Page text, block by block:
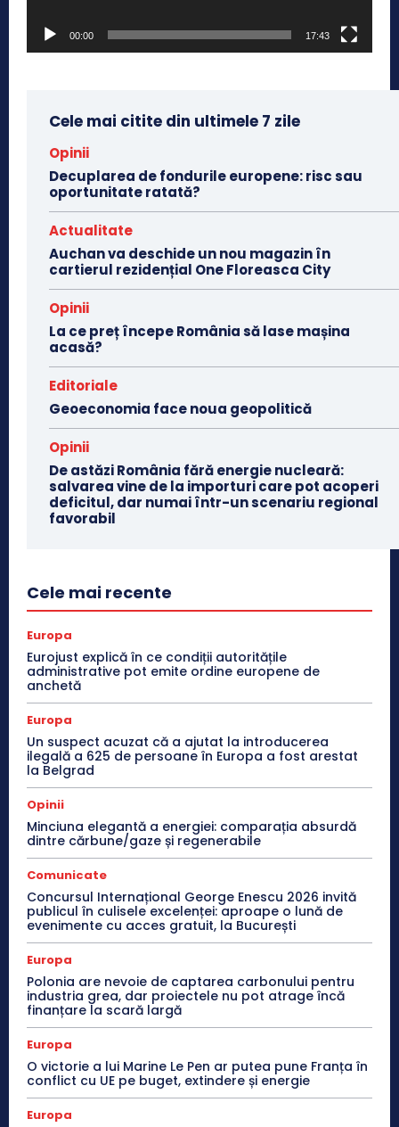
00:00 17:43
Cele mai citite din ultimele 7 zile
Opinii
Decuplarea de fondurile europene: risc sau
oportunitate ratată?
Actualitate
Auchan va deschide un nou magazin în
cartierul rezidențial One Floreasca City
Opinii
La ce preț începe România să lase mașina
acasă?
Editoriale
Geoeconomia face noua geopolitică
Opinii
De astăzi România fără energie nucleară:
salvarea vine de la importuri care pot acoperi
deficitul, dar numai într-un scenariu regional
favorabil
Cele mai recente
Europa
Eurojust explică în ce condiții autoritățile
administrative pot emite ordine europene de
anchetă
Europa
Un suspect acuzat că a ajutat la introducerea
ilegală a 625 de persoane în Europa a fost arestat
la Belgrad
Opinii
Minciuna elegantă a energiei: comparația absurdă
dintre cărbune/gaze și regenerabile
Comunicate
Concursul Internațional George Enescu 2026 invită
publicul în culisele excelenței: aproape o lună de
evenimente cu acces gratuit, la București
Europa
Polonia are nevoie de captarea carbonului pentru
industria grea, dar proiectele nu pot atrage încă
finanțare la scară largă
Europa
O victorie a lui Marine Le Pen ar putea pune Franța în
conflict cu UE pe buget, extindere și energie
Europa